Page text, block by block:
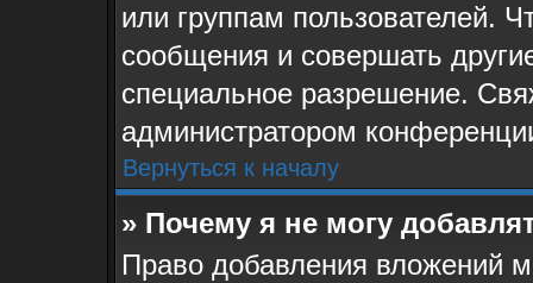
или группам пользователей.
сообщения и совершать
специальное разрешение.
администратором
Вернуться к началу
» Почему я не могу
Право добавления вложений